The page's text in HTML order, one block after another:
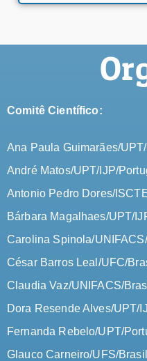
Comitê Científico:
Ana Paula Guimarães/
André Matos/UPT/IJP/
Antonio Pedro Dores/
Bárbara Magalhaes/UPT/
Carolina Spinola/UNIFACS/
César Barros Leal/UFC/
Claudia Vaz/UNIFACS/
Dora Resende Alves/UPT/
Fernanda Rebelo/UPT/
Glauco Carneiro/UFS/Brasil